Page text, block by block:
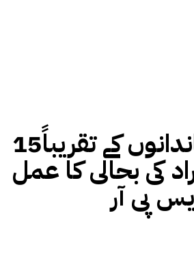
15ہزار 691 خاندانوں کے تقریباً
کی بحالی کا عمل
پی آر